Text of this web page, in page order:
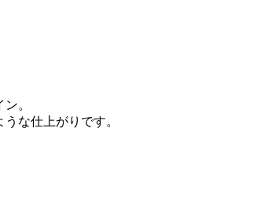
。
な仕上がりです。